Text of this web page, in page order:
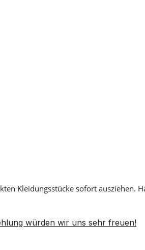
Kleidungsstücke sofort ausziehen.
würden wir uns sehr freuen!